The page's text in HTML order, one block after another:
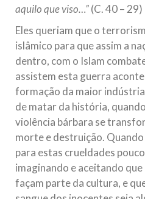
aquilo que viso…”(C. 40 – 29)
Eles queriam que o
islâmico para que assim a
dentro, com o Islam
assistem esta guerra
formação da maior
de matar da história,
violência bárbara se
morte e destruição.
para estas crueldades
imaginando e aceitando
façam parte da cultura, e